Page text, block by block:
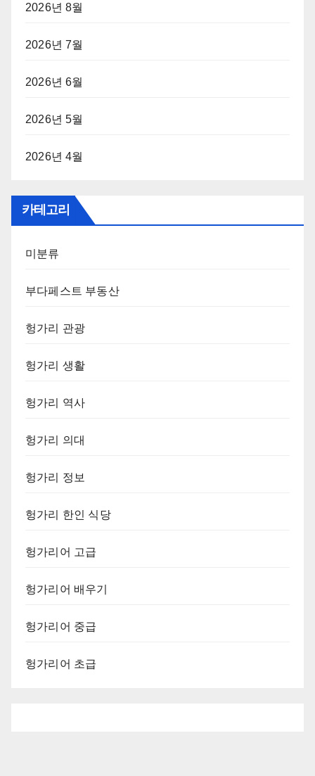
2026년 8월
2026년 7월
2026년 6월
2026년 5월
2026년 4월
카테고리
미분류
부다페스트 부동산
헝가리 관광
헝가리 생활
헝가리 역사
헝가리 의대
헝가리 정보
헝가리 한인 식당
헝가리어 고급
헝가리어 배우기
헝가리어 중급
헝가리어 초급